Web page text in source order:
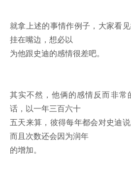
就拿上述的事情作例子，大家看
挂在嘴边，想必以
为他跟史迪的感情很差吧。
其实不然，他俩的感情反而非常
话，以一年三百六十
五天来算，彼得每年都会对史迪
而且次数还会因为润年
的增加。